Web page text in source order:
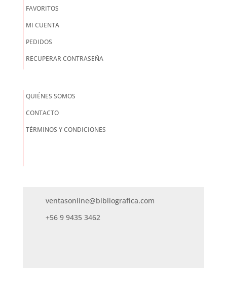
FAVORITOS
MI CUENTA
PEDIDOS
RECUPERAR CONTRASEÑA
QUIÉNES SOMOS
CONTACTO
TÉRMINOS Y CONDICIONES
ventasonline@bibliografica.com
+56 9 9435 3462